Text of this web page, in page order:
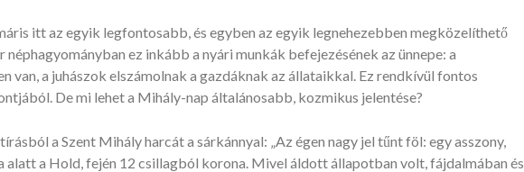
itt az egyik legfontosabb, és egyben az egyik legnehezebben megközelíthető
néphagyományban ez inkább a nyári munkák befejezésének az ünnepe: a
van, a juhászok elszámolnak a gazdáknak az állataikkal. Ez rendkívül fontos
De mi lehet a Mihály-nap általánosabb, kozmikus jelentése?
a Szent Mihály harcát a sárkánnyal: „Az égen nagy jel tűnt föl: egy asszony,
alatt a Hold, fején 12 csillagból korona. Mivel áldott állapotban volt, fájdalmában és